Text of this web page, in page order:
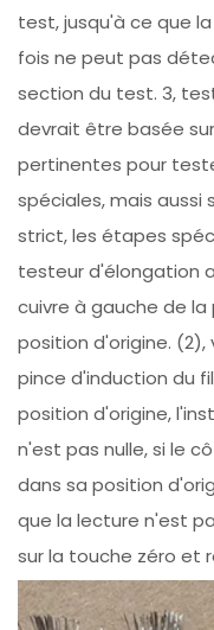
test, jusqu'à ce que
fois ne peut pas
section du test. 3,
devrait être basée
pertinentes pour
spéciales, mais aussi
strict, les étapes
testeur d'élongation
cuivre à gauche de
position d'origine.
pince d'induction du
position d'origine,
n'est pas nulle, si le
dans sa position
que la lecture n'est
sur la touche zéro et